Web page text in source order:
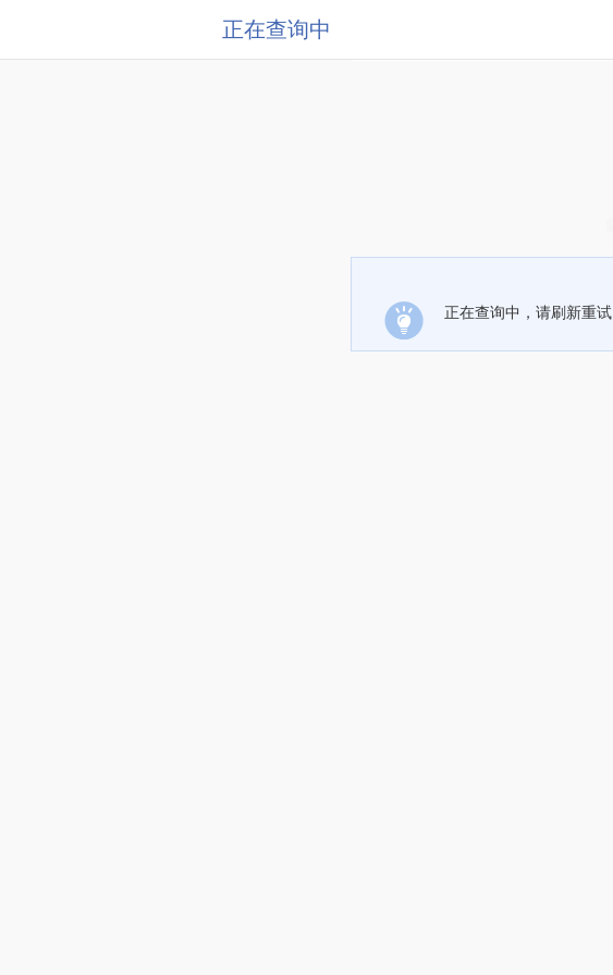
正在查询中
正在查询中，请刷新重试